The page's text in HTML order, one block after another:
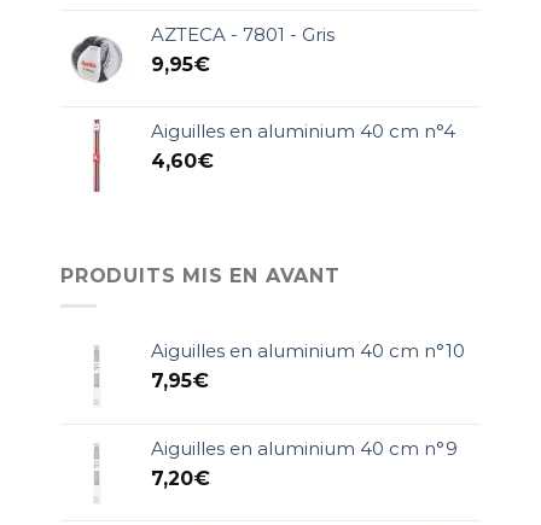
AZTECA - 7801 - Gris
9,95€
Aiguilles en aluminium 40 cm n°4
4,60€
PRODUITS MIS EN AVANT
Aiguilles en aluminium 40 cm n°10
7,95€
Aiguilles en aluminium 40 cm n°9
7,20€